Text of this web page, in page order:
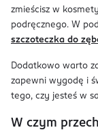
zmieścisz w
podręcznego. W
szczoteczka do
Dodatkowo warto
zapewni wygodę i
tego, czy jesteś w
W czym